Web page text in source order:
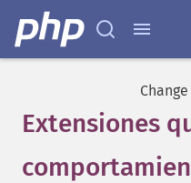
Extensiones